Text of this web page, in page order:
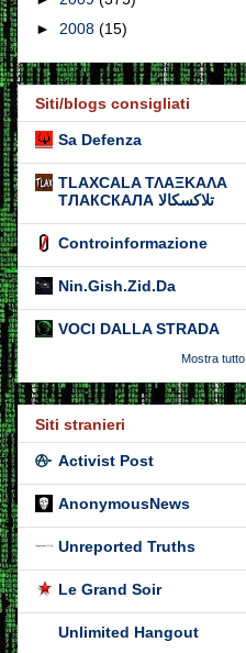
► 2008 (15)
Siti/blogs consigliati
Sa Defenza
TLAXCALA ΤΛΑΞΚΑΛΑ
ТЛАКСКАЛА تلاكسكالا
Controinformazione
Nin.Gish.Zid.Da
VOCI DALLA STRADA
Mostra tutto
Siti stranieri
Activist Post
AnonymousNews
Unreported Truths
Le Grand Soir
Unlimited Hangout